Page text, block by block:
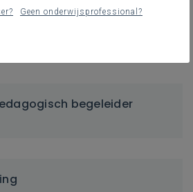
regelgeving, interessante
begeleider
Geen onderwijsprofessional?